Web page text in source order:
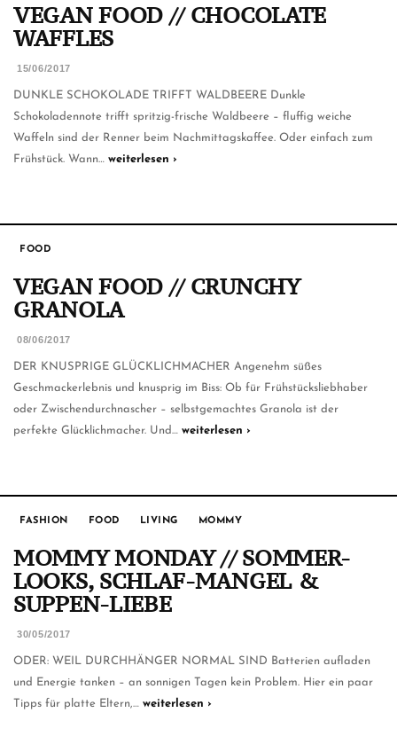
VEGAN FOOD // CHOCOLATE
WAFFLES
15/06/2017
DUNKLE SCHOKOLADE TRIFFT WALDBEERE Dunkle
Schokoladennote trifft spritzig-frische Waldbeere – fluffig weiche
Waffeln sind der Renner beim Nachmittagskaffee. Oder einfach zum
Frühstück. Wann… weiterlesen ›
FOOD
VEGAN FOOD // CRUNCHY
GRANOLA
08/06/2017
DER KNUSPRIGE GLÜCKLICHMACHER Angenehm süßes
Geschmackerlebnis und knusprig im Biss: Ob für Frühstücksliebhaber
oder Zwischendurchnascher – selbstgemachtes Granola ist der
perfekte Glücklichmacher. Und… weiterlesen ›
FASHION FOOD LIVING MOMMY
MOMMY MONDAY // SOMMER-
LOOKS, SCHLAF-MANGEL &
SUPPEN-LIEBE
30/05/2017
ODER: WEIL DURCHHÄNGER NORMAL SIND Batterien aufladen
und Energie tanken – an sonnigen Tagen kein Problem. Hier ein paar
Tipps für platte Eltern,… weiterlesen ›